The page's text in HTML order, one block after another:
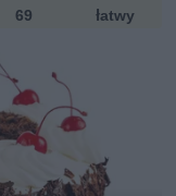
69 łatwy